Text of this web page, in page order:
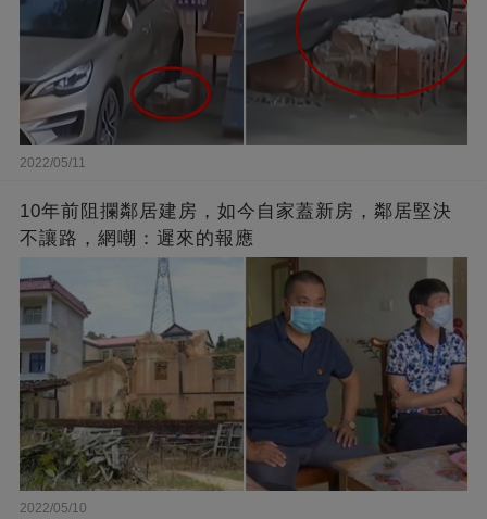
2022/05/11
10年前阻攔鄰居建房，如今自家蓋新房，鄰居堅決
不讓路，網嘲：遲來的報應
2022/05/10